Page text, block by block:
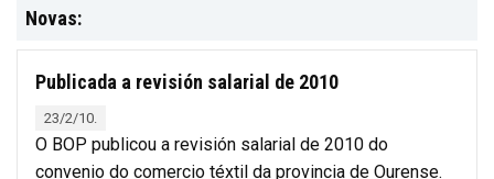
Novas:
Publicada a revisión salarial de 2010
23/2/10.
O BOP publicou a revisión salarial de 2010 do
convenio do comercio téxtil da provincia de Ourense.